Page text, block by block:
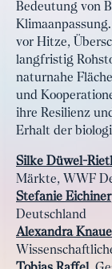
Bedeutung von
vor Hitze,
langfristig
naturnahe
und
ihre Resilienz
Erhalt der
Silke Düwel-
Märkte, WWF
Stefanie Eichiner
Deutschland
Alexandra